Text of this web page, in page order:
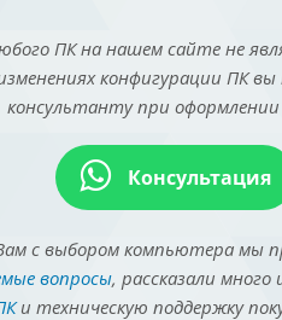
ПК на нашем сайте не
конфигурации ПК
консультанту при оформлении
Консультация
с выбором компьютера мы
вопросы, рассказали много
и техническую поддержку